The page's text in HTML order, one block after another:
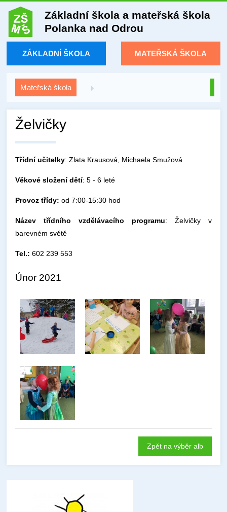
Základní škola a mateřská škola
Polanka nad Odrou
ZÁKLADNÍ ŠKOLA MATEŘSKÁ ŠKOLA
Mateřská škola
Želvičky
Třídní učitelky: Zlata Krausová, Michaela Smužová
Věkové složení dětí: 5 - 6 leté
Provoz třídy: od 7:00-15:30 hod
Název třídního vzdělávacího programu: Želvičky v
barevném světě
Tel.: 602 239 553
Únor 2021
Zpět na výběr alb